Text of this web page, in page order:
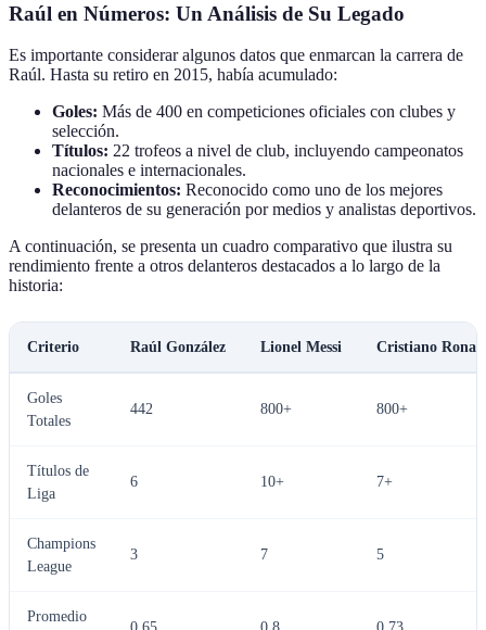
Raúl en Números: Un Análisis de Su Legado
Es importante considerar algunos datos que enmarcan la carrera de
Raúl. Hasta su retiro en 2015, había acumulado:
Goles: Más de 400 en competiciones oficiales con clubes y
selección.
Títulos: 22 trofeos a nivel de club, incluyendo campeonatos
nacionales e internacionales.
Reconocimientos: Reconocido como uno de los mejores
delanteros de su generación por medios y analistas deportivos.
A continuación, se presenta un cuadro comparativo que ilustra su
rendimiento frente a otros delanteros destacados a lo largo de la
historia:
Criterio Raúl González Lionel Messi Cristiano
Goles
Totales
442 800+ 800+
Títulos de
Liga
6 10+ 7+
Champions
League
3 7 5
Promedio